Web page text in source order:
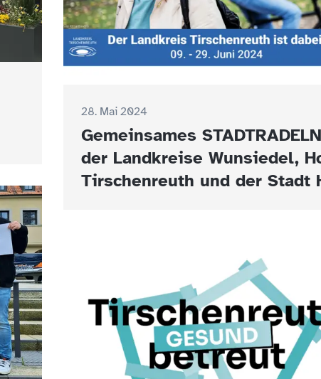
28. Mai 2024
Gemeinsames STADTRADELN
der Landkreise Wunsiedel,
Tirschenreuth und der Stadt